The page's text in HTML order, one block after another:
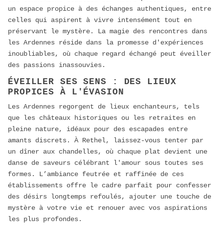
un espace propice à des échanges authentiques, entre
celles qui aspirent à vivre intensément tout en
préservant le mystère. La magie des rencontres dans
les Ardennes réside dans la promesse d'expériences
inoubliables, où chaque regard échangé peut éveiller
des passions inassouvies.
ÉVEILLER SES SENS : DES LIEUX
PROPICES À L'ÉVASION
Les Ardennes regorgent de lieux enchanteurs, tels
que les châteaux historiques ou les retraites en
pleine nature, idéaux pour des escapades entre
amants discrets. À Rethel, laissez-vous tenter par
un dîner aux chandelles, où chaque plat devient une
danse de saveurs célébrant l'amour sous toutes ses
formes. L’ambiance feutrée et raffinée de ces
établissements offre le cadre parfait pour confesser
des désirs longtemps refoulés, ajouter une touche de
mystère à votre vie et renouer avec vos aspirations
les plus profondes.